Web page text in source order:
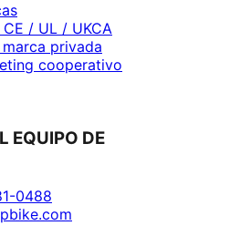
/ UL / UKCA
privada
cooperativo
EQUIPO DE
0488